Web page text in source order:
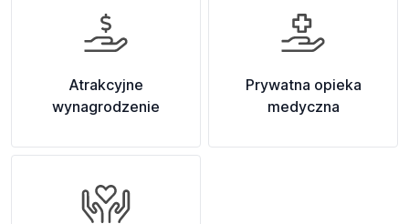
Atrakcyjne
wynagrodzenie
Prywatna opieka
medyczna